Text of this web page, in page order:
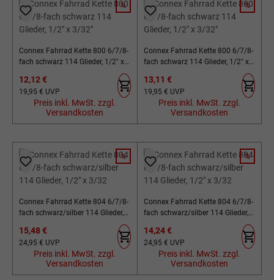
RABATT
%
Connex Fahrrad Kette 800 6/7/8-
fach schwarz 114 Glieder, 1/2" x
Verkaufspreis:
12,12 €
Regulärer Preis:
19,95 € UVP
Preis inkl. MwSt. zzgl.
Versandkosten
RABATT
%
Connex Fahrrad Kette 800 6/7/8-
fach schwarz 114 Glieder, 1/2" x
Verkaufspreis:
13,11 €
Regulärer Preis:
19,95 € UVP
Preis inkl. MwSt. zzgl.
Versandkosten
RABATT
%
Connex Fahrrad Kette 804 6/7/8-
fach schwarz/silber 114 Glieder,
Verkaufspreis:
15,48 €
Regulärer Preis:
24,95 € UVP
Preis inkl. MwSt. zzgl.
Versandkosten
RABATT
%
Connex Fahrrad Kette 804 6/7/8-
fach schwarz/silber 114 Glieder,
Verkaufspreis:
14,24 €
Regulärer Preis:
24,95 € UVP
Preis inkl. MwSt. zzgl.
Versandkosten